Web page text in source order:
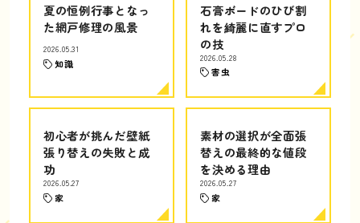
夏の恒例行事となっ
た網戸修理の風景
2026.05.31
知識
石膏ボードのひび割
れを綺麗に直すプロ
の技
2026.05.28
害虫
初心者が挑んだ壁紙
張り替えの失敗と成
功
2026.05.27
家
素材の選択が全面張
替えの最終的な値段
を決める理由
2026.05.27
家